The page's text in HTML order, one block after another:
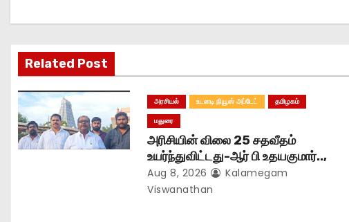
i
g
a
t
i
Related Post
அரசியல் உடனடி நியூஸ் அப்டேட்
தமிழகம்
மதுரை
அரிசியின் விலை 25 சதவீதம்
உயர்ந்துவிட்டது-ஆர் பி உதயகுமார்..,
Aug 8, 2026
Kalamegam
Viswanathan